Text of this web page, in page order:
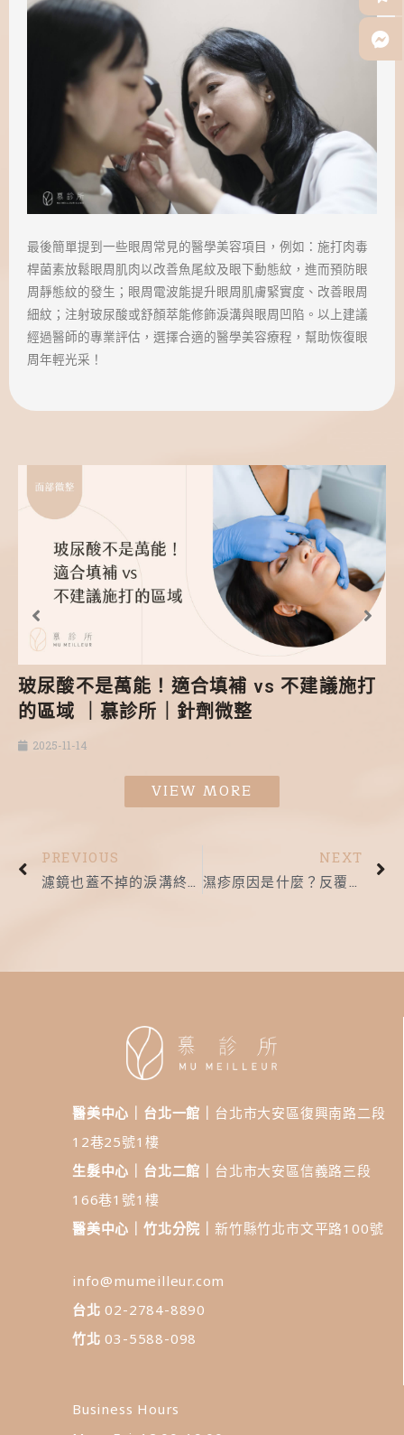
最後簡單提到一些眼周常見的醫學美容項目，例如：施打肉毒
桿菌素放鬆眼周肌肉以改善魚尾紋及眼下動態紋，進而預防眼
周靜態紋的發生；眼周電波能提升眼周肌膚緊實度、改善眼周
細紋；注射玻尿酸或舒顏萃能修飾淚溝與眼周凹陷。以上建議
經過醫師的專業評估，選擇合適的醫學美容療程，幫助恢復眼
周年輕光采！
玻尿酸不是萬能！適合填補 vs 不建議施打
的區域 ｜慕診所｜針劑微整
2025-11-14
VIEW MORE
PREVIOUS
NEXT
醫美中心｜台北一館｜ 台北市大安區復興南路二段
12巷25號1樓
生髮中心｜台北二館｜ 台北市大安區信義路三段
166巷1號1樓
醫美中心｜竹北分院｜ 新竹縣竹北市文平路100號
info@mumeilleur.com
台北 02-2784-8890
竹北03-5588-098
Business Hours